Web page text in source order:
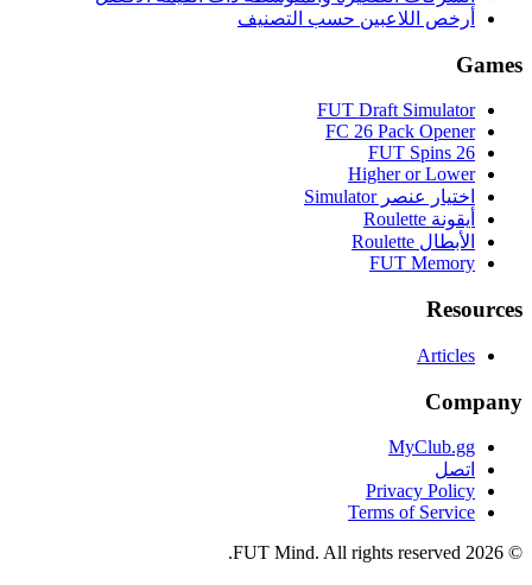
أرخص اللاعبين حسب التصنيف
Games
FUT Draft Simulator
FC 26 Pack Opener
FUT Spins 26
Higher or Lower
اختيار عنصر Simulator
أيقونة Roulette
الأبطال Roulette
FUT Memory
Resources
Articles
Company
MyClub.gg
اتصل
Privacy Policy
Terms of Service
©
2026